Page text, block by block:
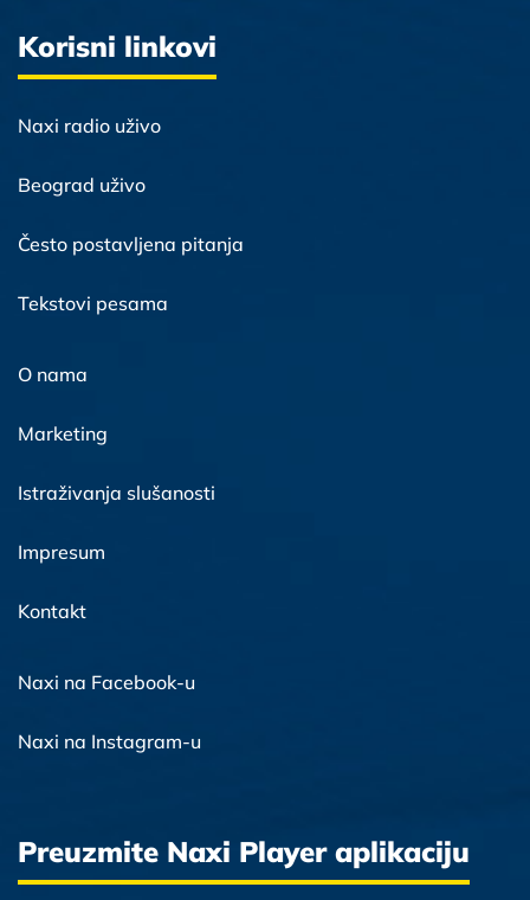
Korisni linkovi
Naxi radio uživo
Beograd uživo
Često postavljena pitanja
Tekstovi pesama
O nama
Marketing
Istraživanja slušanosti
Impresum
Kontakt
Naxi na Facebook-u
Naxi na Instagram-u
Preuzmite Naxi Player aplikaciju